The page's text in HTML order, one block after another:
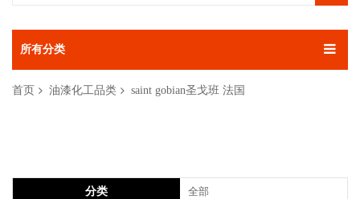
所有分类
首页 油漆化工品类 saint gobian圣戈班 法国
分类 全部